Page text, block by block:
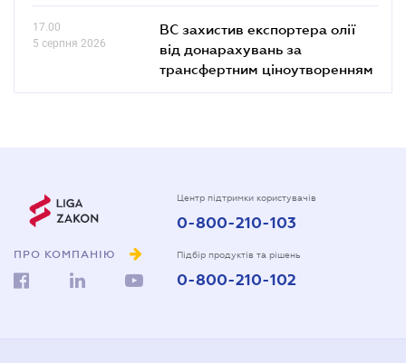
17.00
5 серпня 2026
ВС захистив експортера олії
від донарахувань за
трансфертним ціноутворенням
ПРО КОМПАНІЮ
Центр підтримки користувачів
0-800-210-103
Підбір продуктів та рішень
0-800-210-102